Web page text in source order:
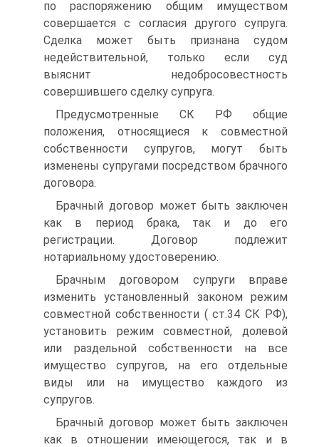
по распоряжению общим имуществом
совершается с согласия другого супруга.
Сделка может быть признана судом
недействительной, только если суд
выяснит недобросовестность
совершившего сделку супруга.
Предусмотренные СК РФ общие
положения, относящиеся к совместной
собственности супругов, могут быть
изменены супругами посредством брачного
договора.
Брачный договор может быть заключен
как в период брака, так и до его
регистрации. Договор подлежит
нотариальному удостоверению.
Брачным договором супруги вправе
изменить установленный законом режим
совместной собственности ( ст.34 СК РФ),
установить режим совместной, долевой
или раздельной собственности на все
имущество супругов, на его отдельные
виды или на имущество каждого из
супругов.
Брачный договор может быть заключен
как в отношении имеющегося, так и в